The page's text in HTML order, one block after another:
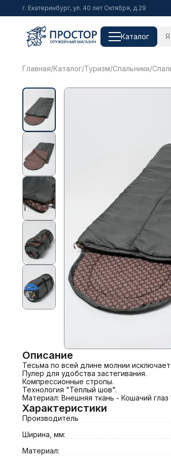
г. Екатеринбург, ул. 40 лет Октября, д.29
Каталог
Главная/Каталог/Туризм/Спальники/
Описание
Тесьма по всей длине молнии
Пулер для удобства застегивания.
Компрессионные стропы.
Технология "Тёплый шов".
Материал: Внешняя ткань - Кошачий
Характеристики
Производитель
Ширина, мм:
Материал: